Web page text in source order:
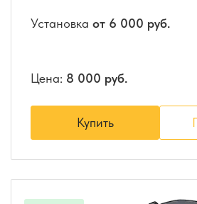
Установка от 6 000 руб.
Цена: 8 000 руб.
Купить